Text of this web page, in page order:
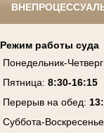
Режим работы суда
Понедельник-Четверг
Пятница: 8:30-16:15
Перерыв на обед:
Суббота-Воскресенье